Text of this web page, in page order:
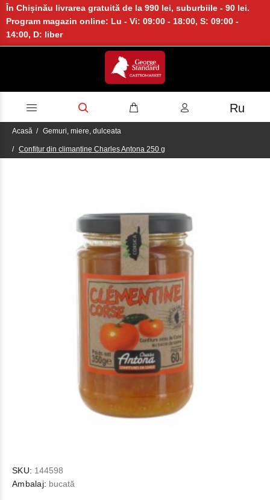
În Chișinău livrarea gratuită de la 990 lei, suburbiile - 90 lei.
Program magazin online: Lu - Vi: 09:00 - 18:00, S: 09:00 -
14:00, D: liber
Ru
Acasă Gemuri, miere, dulceata
Confitur din climantine Charles Antona 250 g
SKU: 144598
Ambalaj: bucată